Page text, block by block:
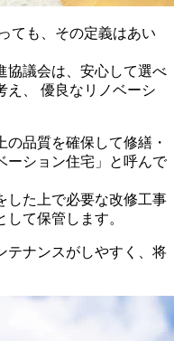
ても、その定義はあい
協議会は、安心して選べ
え、 優良なリノベーシ
品質を確保して修繕・
ーション住宅」と呼んで
した上で必要な改修工事
て保管します。
テナンスがしやすく、将